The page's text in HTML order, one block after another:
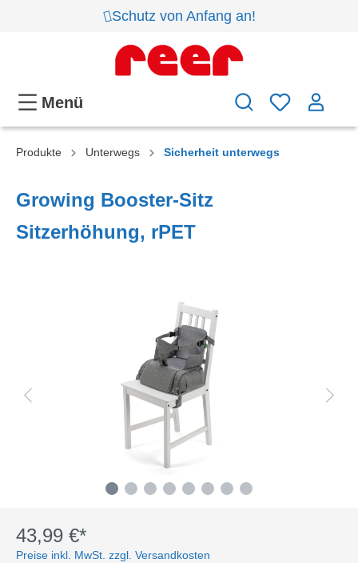
Schutz von Anfang an!
Menü
Produkte Unterwegs Sicherheit unterwegs
Growing Booster-Sitz
Sitzerhöhung, rPET
43,99 €*
Preise inkl. MwSt. zzgl. Versandkosten